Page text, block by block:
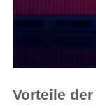
Vorteile